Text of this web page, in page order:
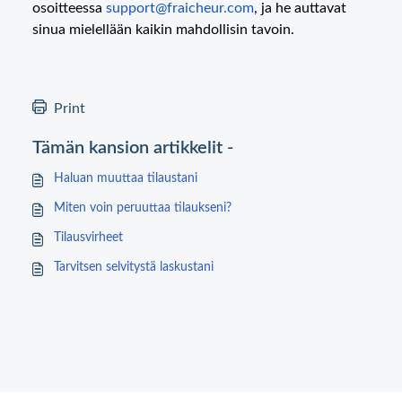
osoitteessa support@fraicheur.com, ja he auttavat
sinua mielellään kaikin mahdollisin tavoin.
Print
Tämän kansion artikkelit -
Haluan muuttaa tilaustani
Miten voin peruuttaa tilaukseni?
Tilausvirheet
Tarvitsen selvitystä laskustani